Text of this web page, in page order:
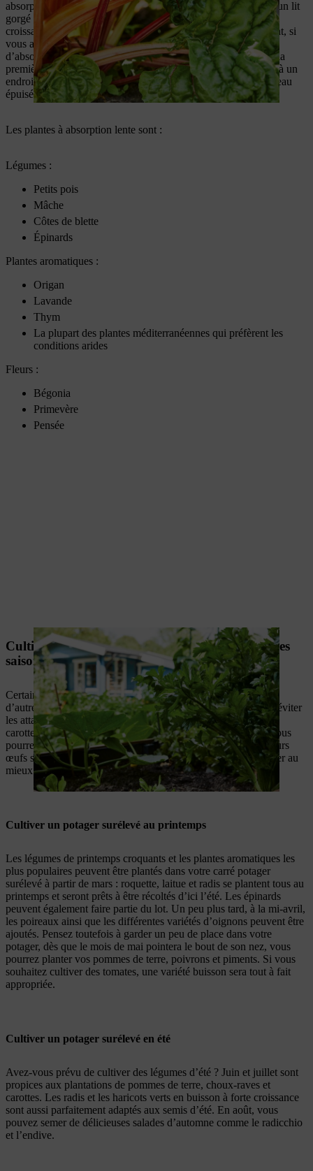
absorption peuvent en effet souffrir si elles sont plantées dans un lit
gorgé de nutriments : un surplus de nutriments accélère leur
croissance et les rend vulnérables aux parasites. Par conséquent, si
vous avez l’intention d’inclure des plantes à faible capacité
d’absorption dans votre carré de potager surélevé au cours de la
première année, vous devez réduire les niveaux de nutriments à un
endroit précis de votre espace de plantation en utilisant du terreau
épuisé.
Les plantes à absorption lente sont :
Légumes :
Petits pois
Mâche
Côtes de blette
Épinards
Plantes aromatiques :
Origan
Lavande
Thym
La plupart des plantes méditerranéennes qui préfèrent les
conditions arides
Fleurs :
Bégonia
Primevère
Pensée
Cultiver votre bac potager surélevé au rythme des
saisons
Certaines plantes sont plus épanouies à certaines saisons qu’à
d’autres et, dans certains cas, semer au bon moment permet d’éviter
les attaques des parasites : si vous semez certaines variétés de
carottes très tôt dans la saison, elles seront prêtes début juin, vous
pourrez alors les récolter avant que les parasites ne pondent leurs
œufs sur les végétaux. Voici quelques astuces pour programmer au
mieux ses plantations.
Cultiver un potager surélevé au printemps
Les légumes de printemps croquants et les plantes aromatiques les
plus populaires peuvent être plantés dans votre carré potager
surélevé à partir de mars : roquette, laitue et radis se plantent tous au
printemps et seront prêts à être récoltés d’ici l’été. Les épinards
peuvent également faire partie du lot. Un peu plus tard, à la mi-avril,
les poireaux ainsi que les différentes variétés d’oignons peuvent être
ajoutés. Pensez toutefois à garder un peu de place dans votre
potager, dès que le mois de mai pointera le bout de son nez, vous
pourrez planter vos pommes de terre, poivrons et piments. Si vous
souhaitez cultiver des tomates, une variété buisson sera tout à fait
appropriée.
Cultiver un potager surélevé en été
Avez-vous prévu de cultiver des légumes d’été ? Juin et juillet sont
propices aux plantations de pommes de terre, choux-raves et
carottes. Les radis et les haricots verts en buisson à forte croissance
sont aussi parfaitement adaptés aux semis d’été. En août, vous
pouvez semer de délicieuses salades d’automne comme le radicchio
et l’endive.